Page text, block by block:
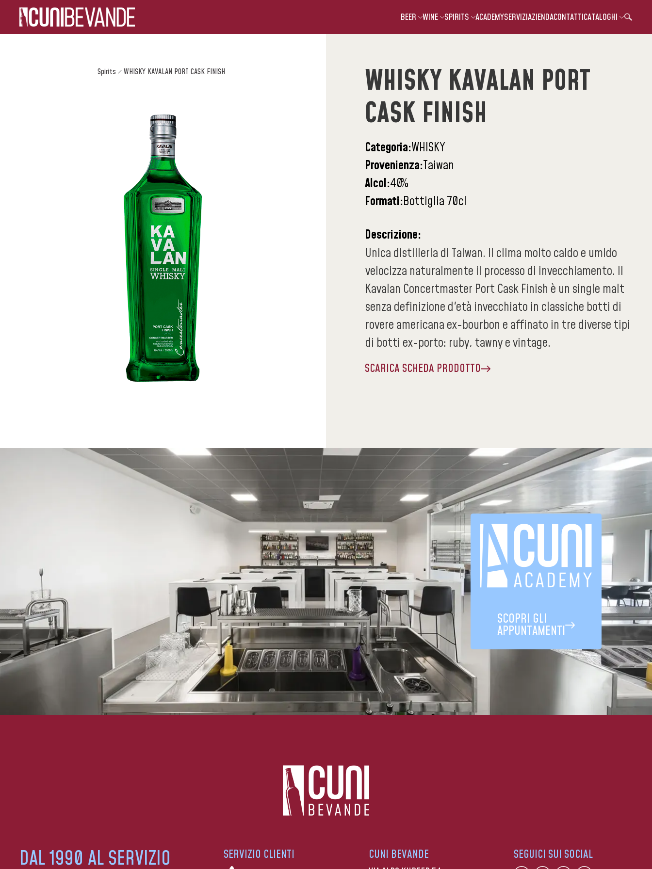
BEER WINE SPIRITS ACADEMYSERVIZIAZIENDACONTATTICATALOGHI
Spirits WHISKY KAVALAN PORT CASK FINISH
WHISKY KAVALAN PORT
CASK FINISH
Categoria:WHISKY
Provenienza:Taiwan
Alcol:40%
Formati:Bottiglia 70cl
Descrizione:
Unica distilleria di Taiwan. Il clima molto caldo e umido
velocizza naturalmente il processo di invecchiamento. Il
Kavalan Concertmaster Port Cask Finish è un single malt
senza definizione d'età invecchiato in classiche botti di
rovere americana ex-bourbon e affinato in tre diverse tipi
di botti ex-porto: ruby, tawny e vintage.
SCARICA SCHEDA PRODOTTO
SCOPRI GLI
APPUNTAMENTI
DAL 1990 AL SERVIZIO SERVIZIO CLIENTI CUNI BEVANDE SEGUICI SUI SOCIAL